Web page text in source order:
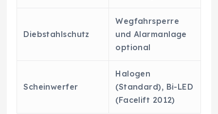
Diebstahlschutz
Wegfahrsperre
und Alarmanlage
optional
Scheinwerfer
Halogen
(Standard), Bi-LED
(Facelift 2012)